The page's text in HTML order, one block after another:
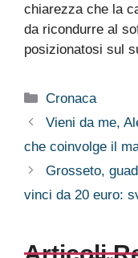
chiarezza che la
da ricondurre al
posizionatosi sul
Categorie
Cronaca
Vieni da me,
che coinvolge il
Grosseto,
vinci da 20 euro: